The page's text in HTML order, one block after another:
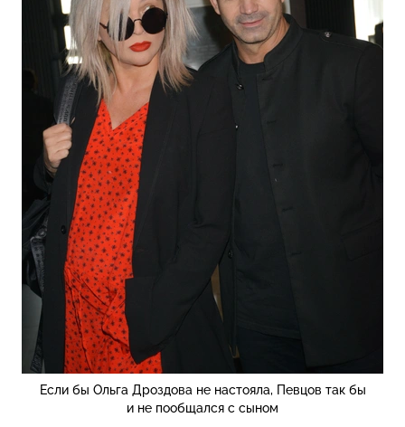
Если бы Ольга Дроздова не настояла, Певцов так бы
и не пообщался с сыном